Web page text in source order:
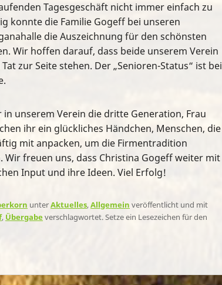
Tagesgeschäft nicht immer einfach zu
konnte die Familie Gogeff bei unseren
die Auszeichnung für den schönsten
Wir hoffen darauf, dass beide unserem Verein
zur Seite stehen. Der „Senioren-Status“ ist bei
unserem Verein die dritte Generation, Frau
ihr ein glückliches Händchen, Menschen, die
mit anpacken, um die Firmentradition
freuen uns, dass Christina Gogeff weiter mit
Input und ihre Ideen. Viel Erfolg!
unterAktuelles,Allgemein veröffentlicht und mit
, Übergabeverschlagwortet. Setze ein Lesezeichen für den